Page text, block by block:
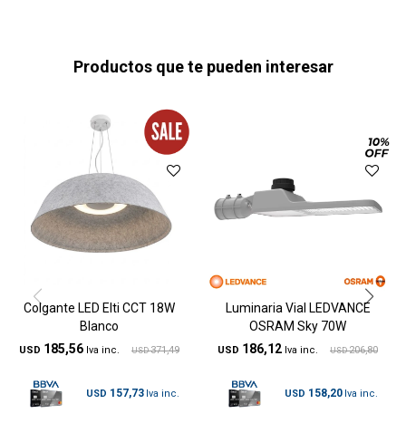
Productos que te pueden interesar
Colgante LED Elti CCT 18W
Blanco
USD 185,56 USD 371,49
USD 157,73
Luminaria Vial LEDVANCE
OSRAM Sky 70W
USD 186,12 USD 206,80
USD 158,20